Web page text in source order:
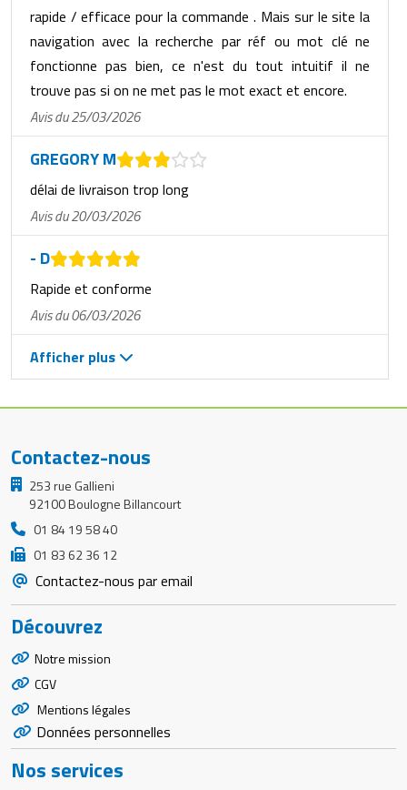
rapide / efficace pour la commande . Mais sur le site la
navigation avec la recherche par réf ou mot clé ne
fonctionne pas bien, ce n'est du tout intuitif il ne
trouve pas si on ne met pas le mot exact et encore.
Avis du 25/03/2026
GREGORY M
délai de livraison trop long
Avis du 20/03/2026
- D
Rapide et conforme
Avis du 06/03/2026
Afficher plus
Contactez-nous
253 rue Gallieni
92100 Boulogne Billancourt
01 84 19 58 40
01 83 62 36 12
Contactez-nous par email
Découvrez
Notre mission
CGV
Mentions légales
Données personnelles
Nos services